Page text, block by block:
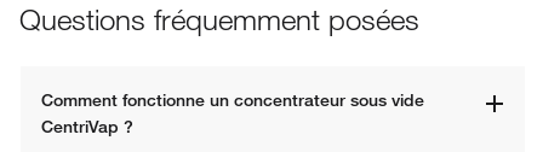
Questions fréquemment posées
Comment fonctionne un concentrateur sous vide
CentriVap ?